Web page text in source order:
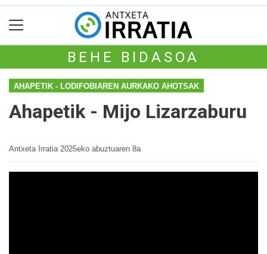
BEHE BIDASOA
AHAPETIK - LODIFOBIAREN AURKAKO AHOTSAK
Ahapetik - Mijo Lizarzaburu
Antxeta Irratia 2025eko abuztuaren 8a